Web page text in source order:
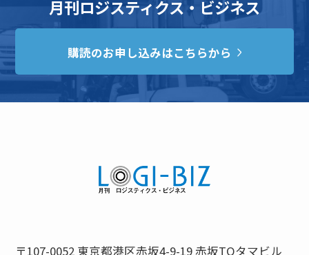
月刊ロジスティクス・ビジネス
購読のお申し込みはこちらから
〒107-0052 東京都港区赤坂4-9-19 赤坂TOタマビル